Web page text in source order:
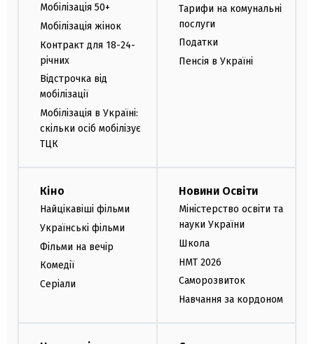
Мобілізація 50+
Мобілізація жінок
Контракт для 18-24-
річних
Відстрочка від
мобілізації
Мобілізація в Україні:
скільки осіб мобілізує
ТЦК
Тарифи на комунальні
послуги
Податки
Пенсія в Україні
Кіно
Найцікавіші фільми
Українські фільми
Фільми на вечір
Комедії
Серіали
Новини Освіти
Міністерство освіти та
науки України
Школа
НМТ 2026
Саморозвиток
Навчання за кордоном